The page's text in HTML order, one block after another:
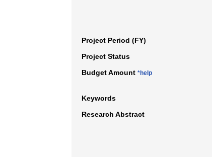
Project Period (FY)
Project Status
Budget Amount *help
Keywords
Research Abstract